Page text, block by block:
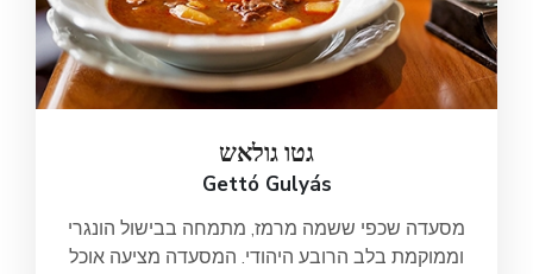
גטו גולאש
Gettó Gulyás
מסעדה שכפי ששמה מרמז, מתמחה בבישול הונגרי
וממוקמת בלב הרובע היהודי. המסעדה מציעה אוכל